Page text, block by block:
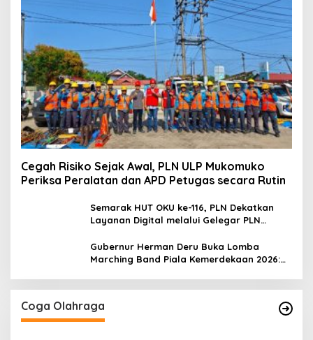
Cegah Risiko Sejak Awal, PLN ULP Mukomuko
Periksa Peralatan dan APD Petugas secara Rutin
Semarak HUT OKU ke-116, PLN Dekatkan
Layanan Digital melalui Gelegar PLN
Gubernur Herman Deru Buka Lomba
Marching Band Piala Kemerdekaan 2026:
Coga Olahraga